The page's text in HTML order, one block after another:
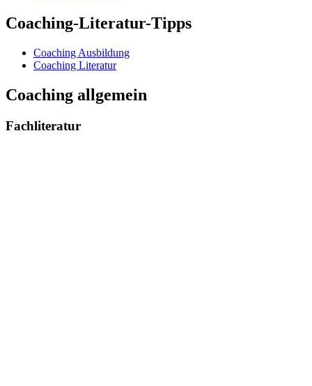
Coaching-Literatur-Tipps
Coaching Ausbildung
Coaching Literatur
Coaching allgemein
Fachliteratur